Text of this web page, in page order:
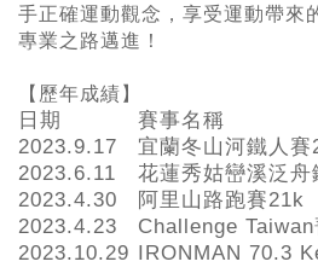
手正確運動觀念，享受運動帶來
專業之路邁進！
【歷年成績】
日期
賽事名稱
2023.9.17
宜蘭冬山河鐵人賽
2023.6.11
花蓮秀姑巒溪泛舟
2023.4.30
阿里山路跑賽21k
2023.4.23
Challenge
2023.10.29
IRONMAN 70.3